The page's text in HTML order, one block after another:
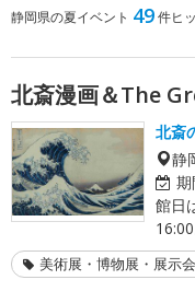
静岡県の夏イベント 49件ヒ
北斎漫画＆The
北斎
静
期
館日
16:00
美術展・博物展・展示会